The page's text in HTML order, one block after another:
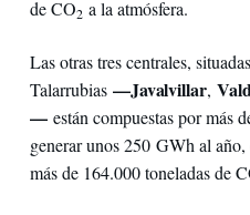
de CO2 a la atmósfera.
Las otras tres centrales,
Talarrubias —Javalvillar,
— están compuestas por más
generar unos 250 GWh al
más de 164.000 toneladas de